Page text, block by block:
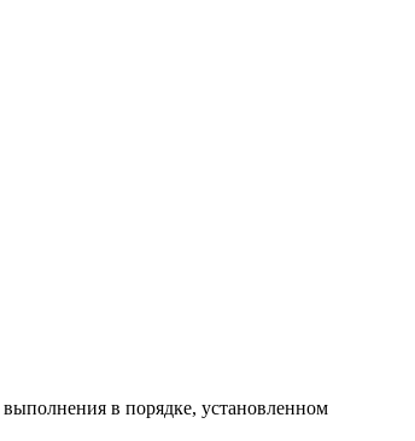
в порядке, установленном